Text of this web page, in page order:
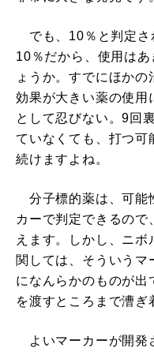
でも、10％と判定さ
10％だから、使用は
ょうか。すでにほか
効果が大きい薬の使用
として忍びない。9回
ていなくても、打つ可
続けますよね。
分子標的薬は、可能
カーで判定できるの
えます。しかし、ニボ
関しては、そういうマ
になんらかのものが出
を渡すところまで漕ぎ
よいマーカーが開発